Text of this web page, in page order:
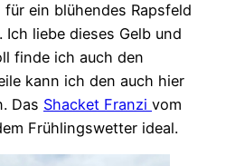
ein blühendes Rapsfeld
liebe dieses Gelb und
finde ich auch den
kann ich den auch hier
Das Shacket Franzi vom
Frühlingswetter ideal.